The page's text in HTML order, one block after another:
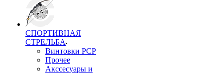
СПОРТИВНАЯ
СТРЕЛЬБА
Винтовки PCP
Прочее
Акссесуары и